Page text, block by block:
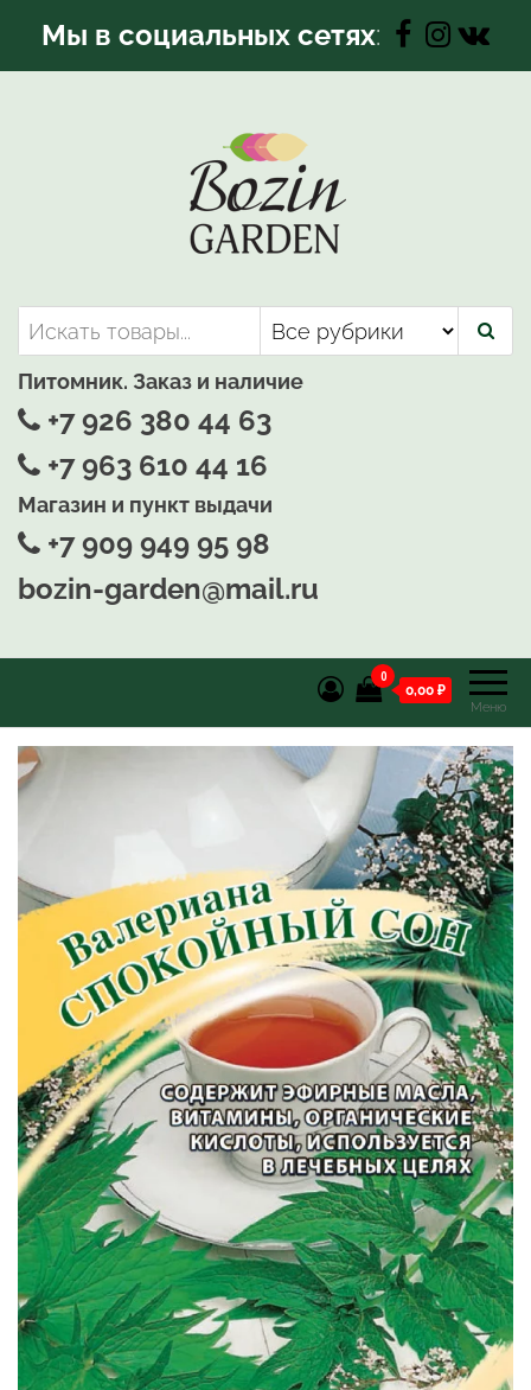
Мы в социальных сетях:
Bozin-Garden | Садовый центр
Садовый центр, Растения
для вашего сада
Питомник. Заказ и наличие
+7 926 380 44 63
+7 963 610 44 16
Магазин и пункт выдачи
+7 909 949 95 98
bozin-garden@mail.ru
Меню
0
0,00 ₽